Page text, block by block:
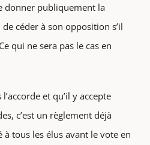
donner publiquement la
céder à son opposition s’il
qui ne sera pas le cas en
et qu’il y accepte
c’est un règlement déjà
à tous les élus avant le vote en